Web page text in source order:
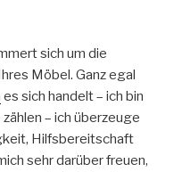
sich um die
Möbel. Ganz egal
es sich handelt – ich bin
– ich überzeuge
Hilfsbereitschaft
sehr darüber freuen,